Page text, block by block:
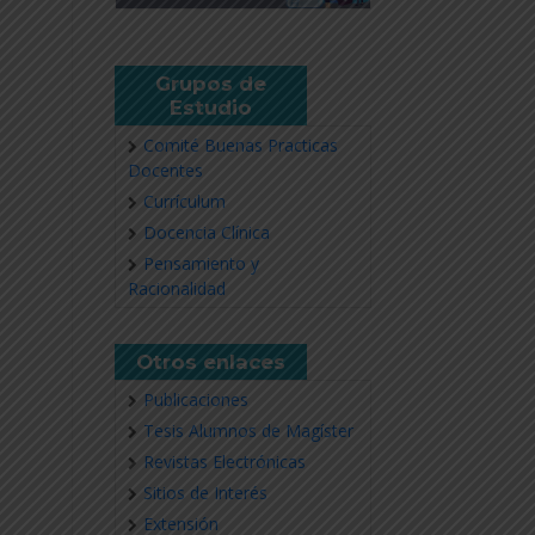
Grupos de
Estudio
Comité Buenas Practicas
Docentes
Currículum
Docencia Clínica
Pensamiento y
Racionalidad
Otros enlaces
Publicaciones
Tesis Alumnos de Magíster
Revistas Electrónicas
Sitios de Interés
Extensión